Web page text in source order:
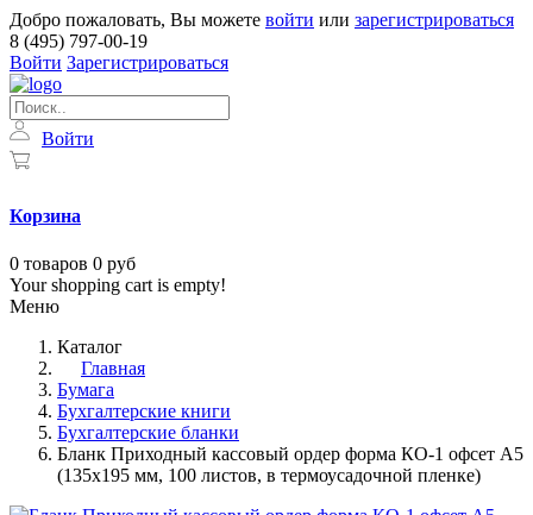
Добро пожаловать, Вы можете войти или зарегистрироваться
8 (495) 797-00-19
Войти Зарегистрироваться
Войти
Корзина
0 товаров 0 руб
Your shopping cart is empty!
Меню
Каталог
Главная
Бумага
Бухгалтерские книги
Бухгалтерские бланки
Бланк Приходный кассовый ордер форма КО-1 офсет А5
(135х195 мм, 100 листов, в термоусадочной пленке)